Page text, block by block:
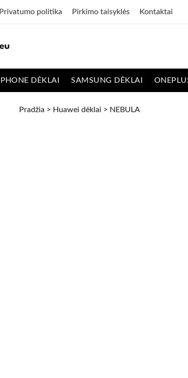
Privatumo politika Pirkimo taisyklės Kontaktai
IPHONE DĖKLAI SAMSUNG DĖKLAI
Pradžia > Huawei dėklai > NEBULA